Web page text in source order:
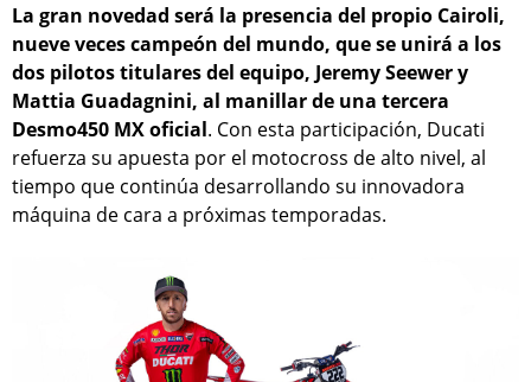
La gran novedad será la presencia del propio Cairoli,
nueve veces campeón del mundo, que se unirá a los
dos pilotos titulares del equipo, Jeremy Seewer y
Mattia Guadagnini, al manillar de una tercera
Desmo450 MX oficial. Con esta participación, Ducati
refuerza su apuesta por el motocross de alto nivel, al
tiempo que continúa desarrollando su innovadora
máquina de cara a próximas temporadas.